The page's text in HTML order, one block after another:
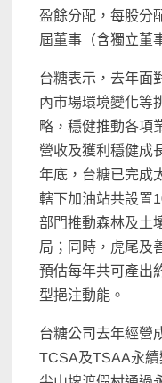
盈餘分配，每股分
屆董事（含獨立董
台糖表示，去年面
內市場環境變化等
略，穩健推動各項
營收及獲利穩健成
年底，台糖已完成
轄下加油站共設置
部門推動森林及土
局；同時，虎尾及
預估每年共可產出
型挹注動能。
台糖公司去年經營
TCSA及TSAA永